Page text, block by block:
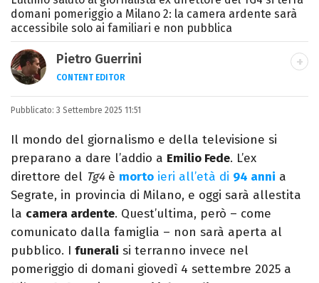
domani pomeriggio a Milano 2: la camera ardente sarà
accessibile solo ai familiari e non pubblica
Pietro Guerrini
CONTENT EDITOR
Laurea in Lettere, smania di viaggi e
Pixar).
Pubblicato: 3 Settembre 2025 11:51
Il mondo del giornalismo e della televisione si
preparano a dare l’addio a Emilio Fede. L’ex
direttore del Tg4è morto ieri all’età di 94 anni a
Segrate, in provincia di Milano, e oggi sarà allestita
la camera ardente. Quest’ultima, però – come
comunicato dalla famiglia – non sarà aperta al
pubblico. I funerali si terranno invece nel
pomeriggio di domani giovedì 4 settembre 2025 a